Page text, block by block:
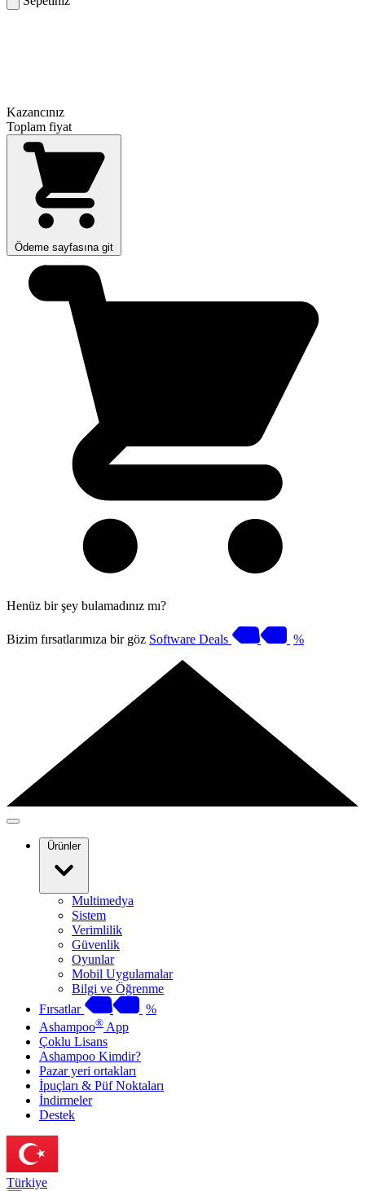
Kazancınız
Toplam fiyat
Ödeme sayfasına git
Henüz bir şey bulamadınız mı?
Bizim fırsatlarımıza bir göz Software Deals %
Ürünler
Multimedya
Sistem
Verimlilik
Güvenlik
Oyunlar
Mobil Uygulamalar
Bilgi ve Öğrenme
Fırsatlar
%
Ashampoo® App
Çoklu Lisans
Ashampoo Kimdir?
Pazar yeri ortakları
İpuçları & Püf Noktaları
İndirmeler
Destek
Türkiye